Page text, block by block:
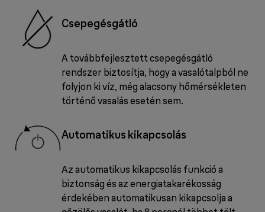
Csepegésgátló
A továbbfejlesztett csepegésgátló
rendszer biztosítja, hogy a vasalótalpból ne
folyjon ki víz, még alacsony hőmérsékleten
történő vasalás esetén sem.
Automatikus kikapcsolás
Az automatikus kikapcsolás funkció a
biztonság és az energiatakarékosság
érdekében automatikusan kikapcsolja a